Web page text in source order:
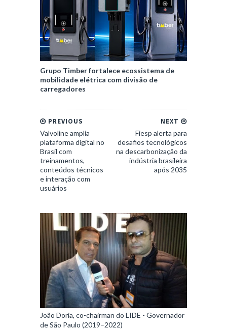
Grupo Timber fortalece ecossistema de
mobilidade elétrica com divisão de
carregadores
NEXT
Fiesp alerta para
desafios tecnológicos
na descarbonização da
indústria brasileira
após 2035
PREVIOUS
Valvoline amplia
plataforma digital no
Brasil com
treinamentos,
conteúdos técnicos
e interação com
usuários
João Doria, co-chairman do LIDE - Governador
de São Paulo (2019–2022)